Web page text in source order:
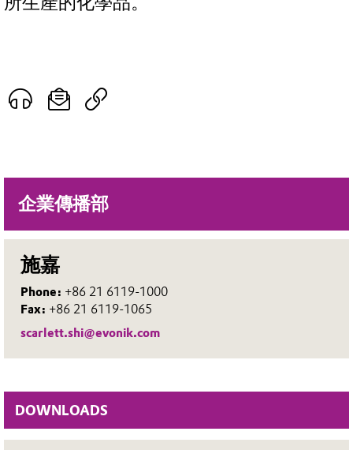
企業傳播部
施嘉
Phone: +86 21 6119-1000
Fax: +86 21 6119-1065
scarlett.shi@evonik.com
DOWNLOADS